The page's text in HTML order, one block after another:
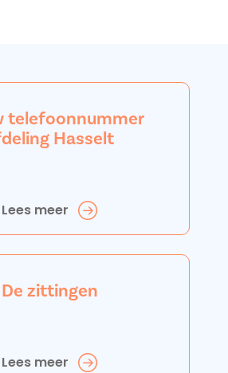
telefoonnummer
Hasselt
Lees meer
De zittingen
Lees meer